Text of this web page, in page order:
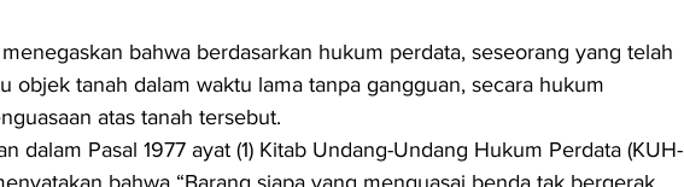
bahwa berdasarkan hukum perdata, seseorang yang telah
objek tanah dalam waktu lama tanpa gangguan, secara hukum
atas tanah tersebut.
dalam Pasal 1977 ayat (1) Kitab Undang-Undang Hukum Perdata (KUH-
bahwa “Barang siapa yang menguasai benda tak bergerak